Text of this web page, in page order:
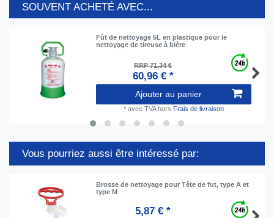
SOUVENT ACHETÉ AVEC...
Fût de nettoyage 5L en plastique pour le
nettoyage de tireuse à bière
RRP 71,34 €
60,96 € *
Ajouter au panier
* avec TVAhors Frais de livraison
Vous pourriez aussi être intéressé par:
Brosse de nettoyage pour Tête de fut, type A et
type M
5,87 € *